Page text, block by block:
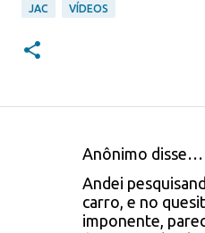
JAC VÍDEOS
Anônimo disse…
Andei
carro, e no
imponente,